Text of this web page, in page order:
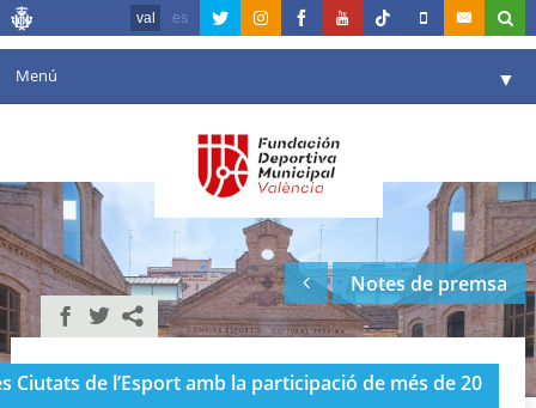
val es
Menú ▼
Agenda
Instal·lacions ▼
Comunicació ▼
València en esport
Portal de Transparència
Notes de premsa
Ciutats de l’Esport amb la participació de més de 20